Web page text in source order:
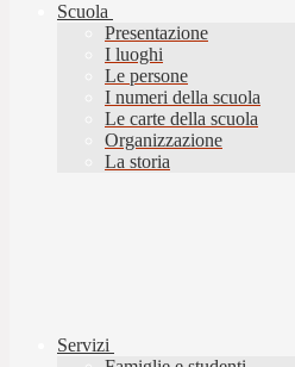
Scuola
Presentazione
I luoghi
Le persone
I numeri della scuola
Le carte della scuola
Organizzazione
La storia
Servizi